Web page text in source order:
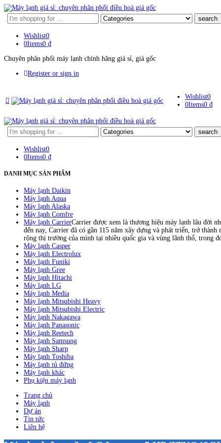
Search
here
Wishlist0
0Items0 ₫
Chuyên phân phối máy lạnh chính hãng giá sỉ, giá gốc
Register or sign in
Wishlist0
0Items0 ₫
Search
here
Wishlist0
0Items0 ₫
DANH MỤC SẢN PHẨM
Máy lạnh Daikin
Máy lạnh Aqua
Máy lạnh Alaska
Máy lạnh Comfre
Máy lạnh CarrierCarrier được xem là thương hiệu máy lạnh lâu đời
đến nay, Carrier đã có gần 115 năm xây dựng và phát triển, trở
rộng thị trường của mình tại nhiều quốc gia và vùng lãnh thổ, trong
Máy lạnh Casper
Máy lạnh Electrolux
Máy lạnh Funiki
Máy lạnh Gree
Máy lạnh Hitachi
Máy lạnh LG
Máy lạnh Media
Máy lạnh Mitsubishi Heavy
Máy lạnh Mitsubishi Electric
Máy lạnh Nakagawa
Máy lạnh Panasonic
Máy lạnh Reetech
Máy lạnh Samsung
Máy lạnh Sharp
Máy lạnh Toshiba
Máy lạnh tủ đứng
Máy lạnh khác
Phụ kiện máy lạnh
Trang chủ
Máy lạnh
Dự án
Tin tức
Liên hệ